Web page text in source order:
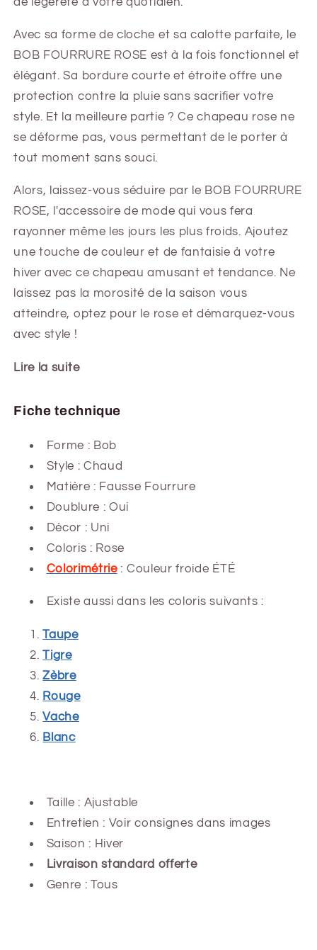
Avec sa forme de cloche et sa calotte parfaite, le
BOB FOURRURE ROSE est à la fois fonctionnel et
élégant. Sa bordure courte et étroite offre une
protection contre la pluie sans sacrifier votre
style. Et la meilleure partie ? Ce chapeau rose ne
se déforme pas, vous permettant de le porter à
tout moment sans souci.
Alors, laissez-vous séduire par le BOB FOURRURE
ROSE, l'accessoire de mode qui vous fera
rayonner même les jours les plus froids. Ajoutez
une touche de couleur et de fantaisie à votre
hiver avec ce chapeau amusant et tendance. Ne
laissez pas la morosité de la saison vous
atteindre, optez pour le rose et démarquez-vous
avec style !
Lire la suite
Fiche technique
Forme : Bob
Style : Chaud
Matière : Fausse Fourrure
Doublure : Oui
Décor : Uni
Coloris : Rose
Colorimétrie : Couleur froide ÉTÉ
Existe aussi dans les coloris suivants :
Taupe
Tigre
Zèbre
Rouge
Vache
Blanc
Taille : Ajustable
Entretien : Voir consignes dans images
Saison : Hiver
Livraison standard offerte
Genre : Tous